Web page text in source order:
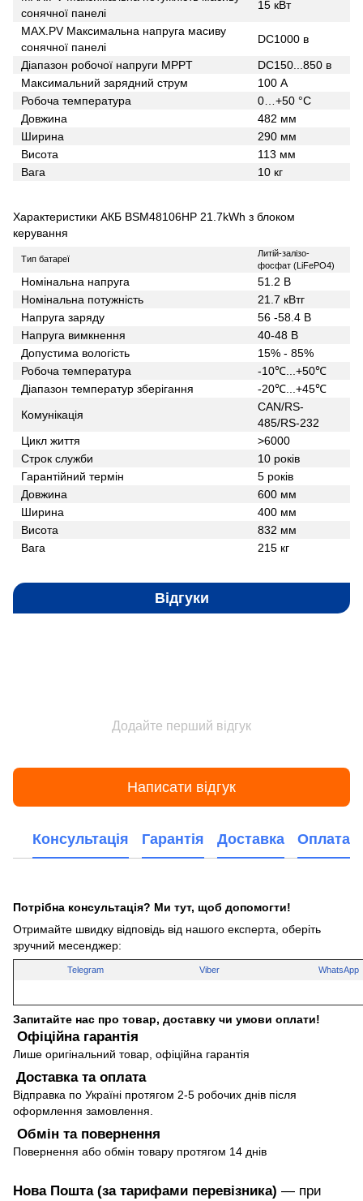
сонячної панелі
15 кВт
MAX.PV Максимальна напруга масиву
сонячної панелі
DC1000 в
Діапазон робочої напруги MPPT
DC150...850 в
Максимальний зарядний струм
100 А
Робоча температура
0…+50 °С
Довжина
482 мм
Ширина
290 мм
Висота
113 мм
Вага
10 кг
Характеристики АКБ BSM48106HP 21.7kWh з блоком
керування
Тип батареї
Литій-залізо-
фосфат (LiFePO4)
Номінальна напруга
51.2 В
Номінальна потужність
21.7 кВтг
Напруга заряду
56 -58.4 В
Напруга вимкнення
40-48 В
Допустима вологість
15% - 85%
Робоча температура
-10℃...+50℃
Діапазон температур зберігання
-20℃...+45℃
Комунікація
CAN/RS-
485/RS-232
Цикл життя
>6000
Строк служби
10 років
Гарантійний термін
5 років
Довжина
600 мм
Ширина
400 мм
Висота
832 мм
Вага
215 кг
Відгуки
Додайте перший відгук
Написати відгук
Консультація Гарантія Доставка Оплата
Потрібна консультація? Ми тут, щоб допомогти!
Отримайте швидку відповідь від нашого експерта, оберіть
зручний месенджер:
Telegram Viber WhatsApp
Запитайте нас про товар, доставку чи умови оплати!
Офіційна гарантія
Лише оригінальний товар, офіційна гарантія
Доставка та оплата
Відправка по Україні протягом 2-5 робочих днів після
оформлення замовлення.
Обмін та повернення
Повернення або обмін товару протягом 14 днів
Нова Пошта (за тарифами перевізника) — при